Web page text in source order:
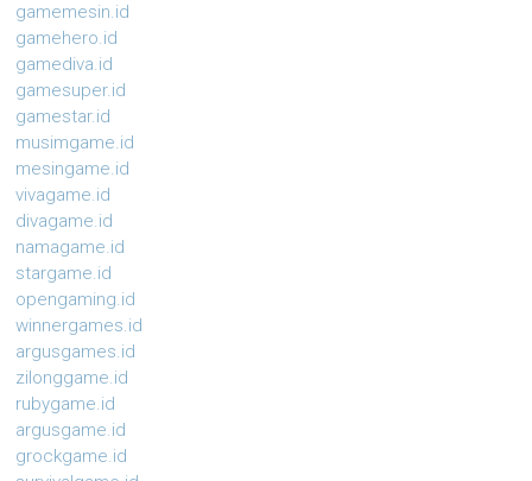
gamemesin.id
gamehero.id
gamediva.id
gamesuper.id
gamestar.id
musimgame.id
mesingame.id
vivagame.id
divagame.id
namagame.id
stargame.id
opengaming.id
winnergames.id
argusgames.id
zilonggame.id
rubygame.id
argusgame.id
grockgame.id